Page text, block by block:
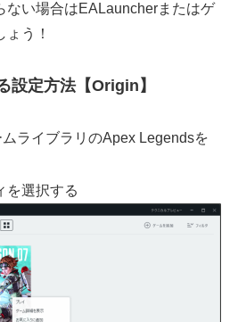
い場合はEALauncherまたはゲ
う！
設定方法【Origin】
ライブラリのApex Legendsを
を選択する